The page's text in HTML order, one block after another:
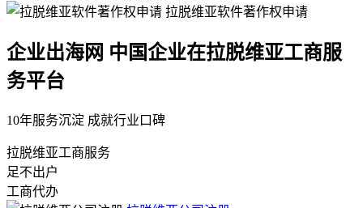
拉脱维亚软件著作权申请
企业出海网 中国企业在拉脱维亚工商服
务平台
10年服务沉淀 成就行业口碑
拉脱维亚工商服务
足不出户
工商代办